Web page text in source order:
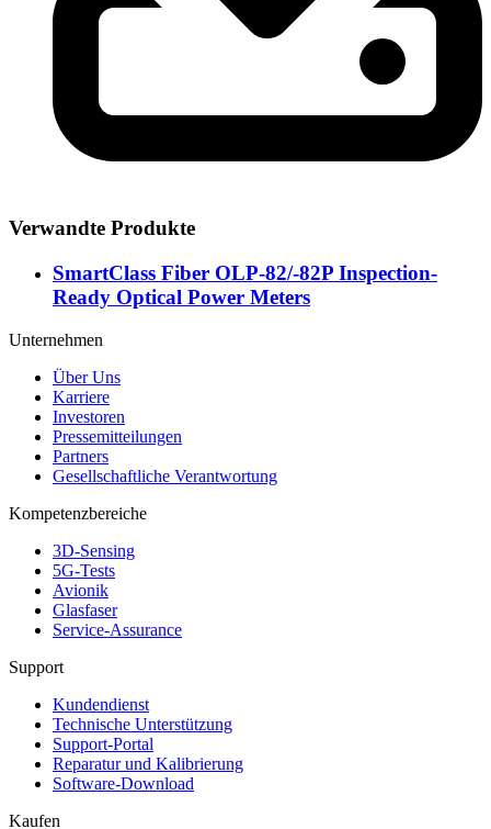
Verwandte Produkte
SmartClass Fiber OLP-82/-82P Inspection-
Ready Optical Power Meters
Unternehmen
Über Uns
Karriere
Investoren
Pressemitteilungen
Partners
Gesellschaftliche Verantwortung
Kompetenzbereiche
3D-Sensing
5G-Tests
Avionik
Glasfaser
Service-Assurance
Support
Kundendienst
Technische Unterstützung
Support-Portal
Reparatur und Kalibrierung
Software-Download
Kaufen